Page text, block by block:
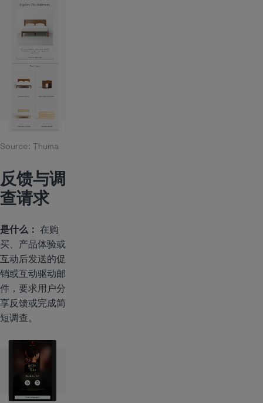
Source: Thuma
反馈与调
查请求
是什么： 在购
买、产品体验或
互动后发送的促
销或互动驱动邮
件，要求用户分
享反馈或完成简
短调查。